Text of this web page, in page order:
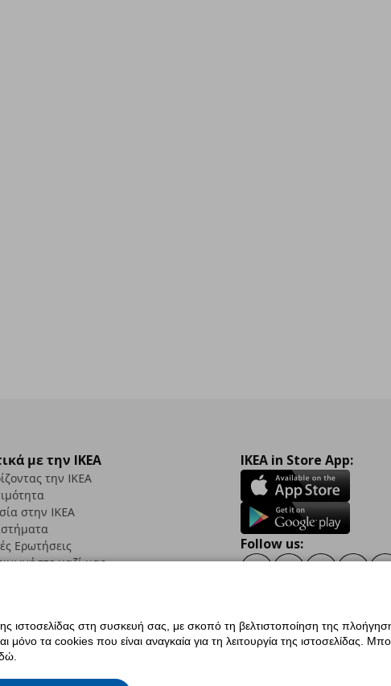
με την IKEA
την IKEA
στην IKEA
Ερωτήσεις
μαζί μας
IKEA in Store App:
Follow us:
Γενική Πολιτική Προσωπικών Δεδομένων
στη συσκευή σας, με σκοπό τη βελτιστοποίηση της
τα cookies που είναι αναγκαία για τη λειτουργία της ιστοσελίδας.